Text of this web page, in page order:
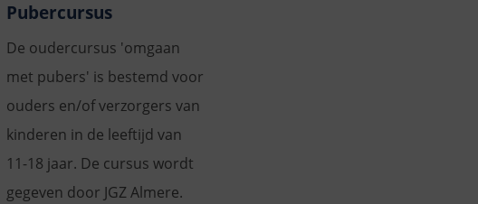
Pubercursus
De oudercursus 'omgaan
met pubers' is bestemd voor
ouders en/of verzorgers van
kinderen in de leeftijd van
11-18 jaar. De cursus wordt
gegeven door JGZ Almere.